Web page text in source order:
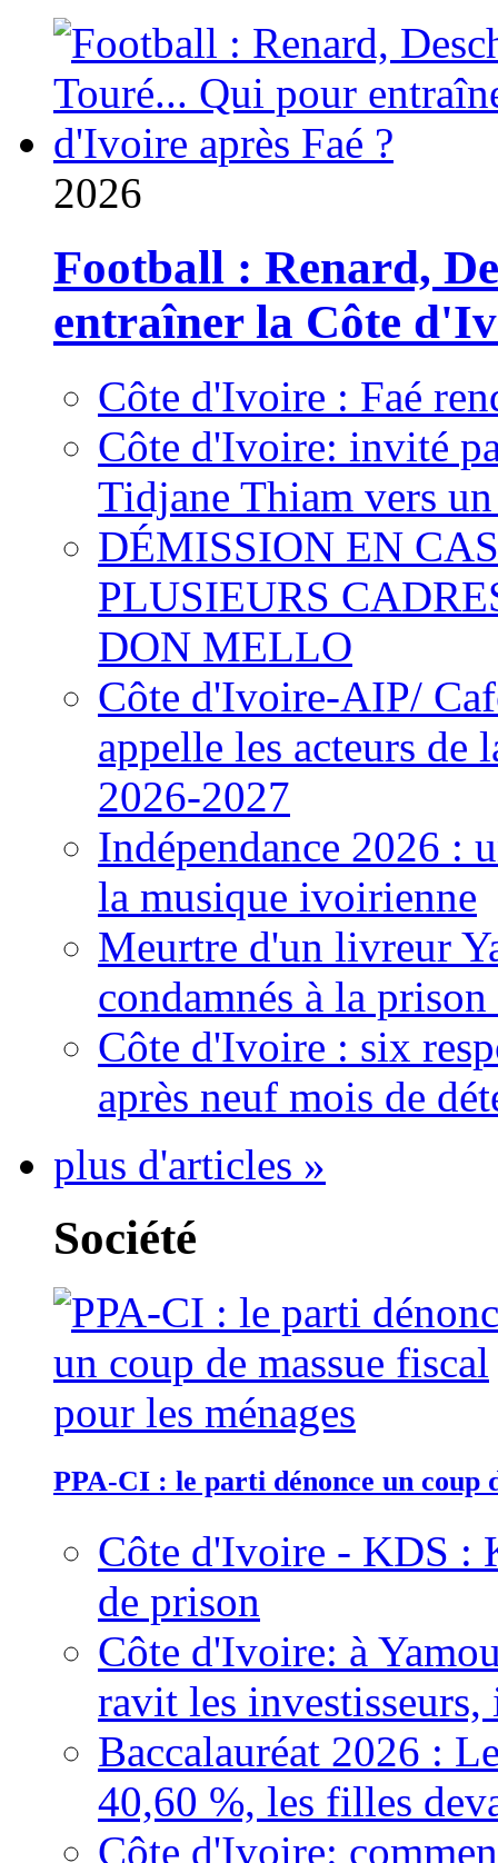
2026
Football : Renard,
entraîner la Côte
Côte d'Ivoire : Faé
Côte d'Ivoire: invité
Tidjane Thiam vers
DÉMISSION EN
PLUSIEURS
DON MELLO
Côte d'Ivoire-AIP/
appelle les acteurs de
2026-2027
Indépendance 2026 :
la musique ivoirienne
Meurtre d'un livreur
condamnés à la
Côte d'Ivoire : six
après neuf mois de
plus d'articles »
Société
PPA-CI : le parti dénonce un coup
Côte d'Ivoire - KDS :
de prison
Côte d'Ivoire: à
ravit les
Baccalauréat 2026 :
40,60 %, les filles
Côte d'Ivoire: